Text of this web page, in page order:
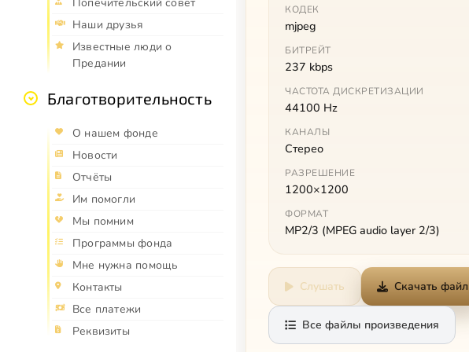
Наши друзья
Известные люди о
Предании
Благотворительность
О нашем фонде
Новости
Отчёты
Им помогли
Мы помним
Программы фонда
Мне нужна помощь
Контакты
Все платежи
Реквизиты
КОДЕК
mjpeg
БИТРЕЙТ
237 kbps
ЧАСТОТА ДИСКРЕТИЗАЦИИ
44100 Hz
КАНАЛЫ
Стерео
РАЗРЕШЕНИЕ
1200×1200
ФОРМАТ
MP2/3 (MPEG audio layer 2/3)
Слушать Скачать файл
Все файлы произведения